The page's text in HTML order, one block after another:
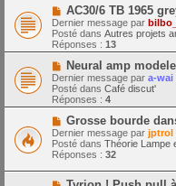
g
e
m
e
s
s
a
g
e
N
o
u
v
e
a
u
m
e
s
s
a
g
e
AC30/6 TB 1965
Dernier message par
Posté dans Autres projets
Réponses : 13
N
o
u
v
e
a
m
e
s
s
a
Neural amp
Dernier message par a-wai
Posté dans Café discut'
Réponses : 4
N
o
u
v
e
a
u
Grosse bourde
Dernier message par jptrol
Posté dans Théorie Lampe
Réponses : 32
N